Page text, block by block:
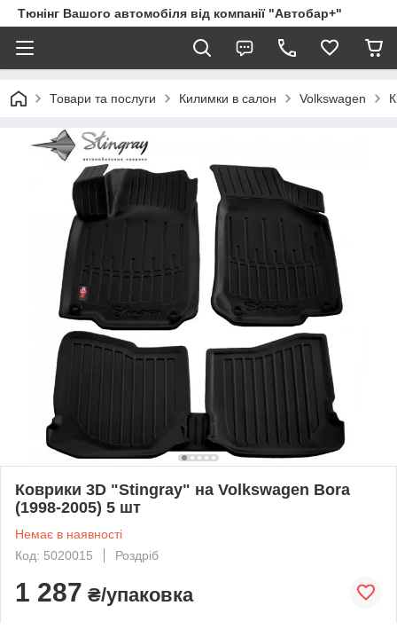
Тюнінг Вашого автомобіля від компанії "Автобар+"
Товари та послуги Килимки в салон Volkswagen
Коврики 3D "Stingray" на Volkswagen Bora
(1998-2005) 5 шт
Немає в наявності
Код: 5020015
Роздріб
1 287 ₴/упаковка